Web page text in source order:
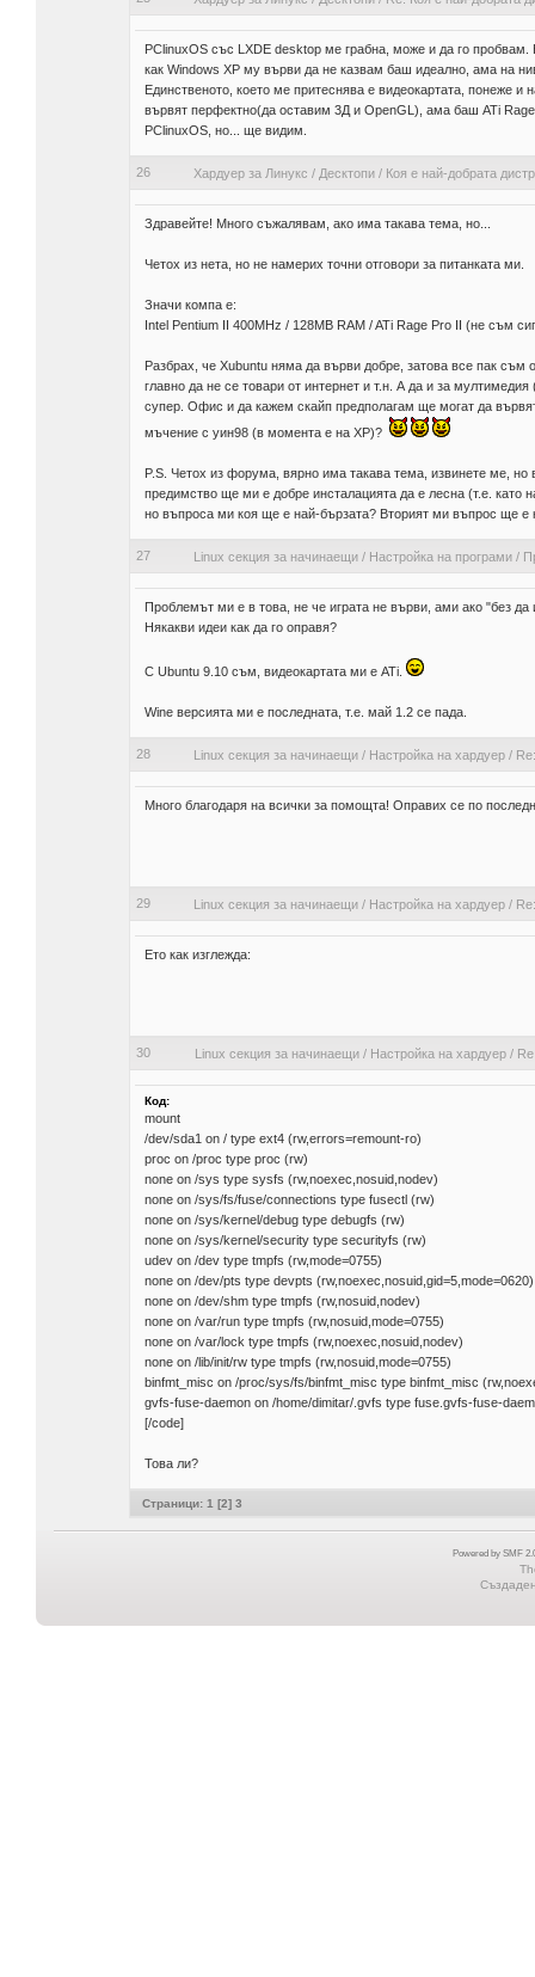
PClinuxOS със LXDE desktop ме грабна, може и да го
как Windows XP му върви да не казвам баш идеално, ама на
Единственото, което ме притеснява е видеокартата, понеже
вървят перфектно(да оставим 3Д и OpenGL), ама баш ATi
PClinuxOS, но... ще видим.
26 Хардуер за Линукс / Десктопи/ Коя е най-добрата
Здравейте! Много съжалявам, ако има такава тема, но...
Четох из нета, но не намерих точни отговори за питанката ми.
Значи компа е:
Intel Pentium II 400MHz / 128MB RAM / ATi Rage Pro II (не съм
Разбрах, че Xubuntu няма да върви добре, затова все пак
главно да не се товари от интернет и т.н. А да и за
супер. Офис и да кажем скайп предполагам ще могат да
мъчение с уин98 (в момента е на ХР)?
P.S. Четох из форума, вярно има такава тема, извинете ме, но
предимство ще ми е добре инсталацията да е лесна (т.е. като
но въпроса ми коя ще е най-бързата? Вторият ми въпрос ще е
27 Linux секция за начинаещи/ Настройка на програми/
Проблемът ми е в това, не че играта не върви, ами ако "без
Някакви идеи как да го оправя?
С Ubuntu 9.10 съм, видеокартата ми е ATi.
Wine версията ми е последната, т.е. май 1.2 се пада.
28 Linux секция за начинаещи/ Настройка на хардуер/
Много благодаря на всички за помощта! Оправих се по
29 Linux секция за начинаещи/ Настройка на хардуер/
Ето как изглежда:
30 Linux секция за начинаещи/ Настройка на хардуер/
Код:
mount
/dev/sda1 on / type ext4 (rw,errors=remount-ro)
proc on /proc type proc (rw)
none on /sys type sysfs (rw,noexec,nosuid,nodev)
none on /sys/fs/fuse/connections type fusectl (rw)
none on /sys/kernel/debug type debugfs (rw)
none on /sys/kernel/security type securityfs (rw)
udev on /dev type tmpfs (rw,mode=0755)
none on /dev/pts type devpts (rw,noexec,nosuid,gid=5,mode=0620)
none on /dev/shm type tmpfs (rw,nosuid,nodev)
none on /var/run type tmpfs (rw,nosuid,mode=0755)
none on /var/lock type tmpfs (rw,noexec,nosuid,nodev)
none on /lib/init/rw type tmpfs (rw,nosuid,mode=0755)
binfmt_misc on /proc/sys/fs/binfmt_misc type binfmt_misc
gvfs-fuse-daemon on /home/dimitar/.gvfs type fuse.gvfs-fuse-
[/code]
Това ли?
Страници: 1 [2] 3
Powered by SMF